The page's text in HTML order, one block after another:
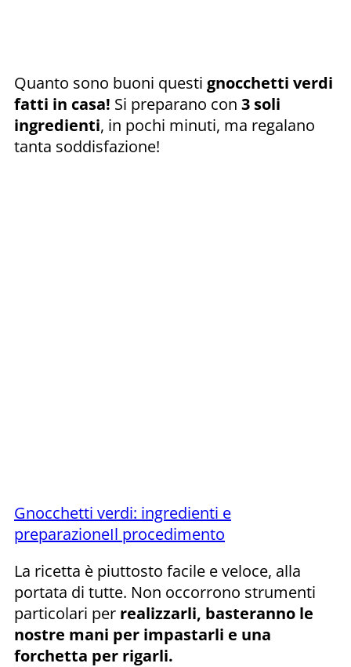
Quanto sono buoni questi gnocchetti verdi
fatti in casa! Si preparano con 3 soli
ingredienti, in pochi minuti, ma regalano
tanta soddisfazione!
Gnocchetti verdi: ingredienti e
preparazioneIl procedimento
La ricetta è piuttosto facile e veloce, alla
portata di tutte. Non occorrono strumenti
particolari per realizzarli, basteranno le
nostre mani per impastarli e una
forchetta per rigarli.